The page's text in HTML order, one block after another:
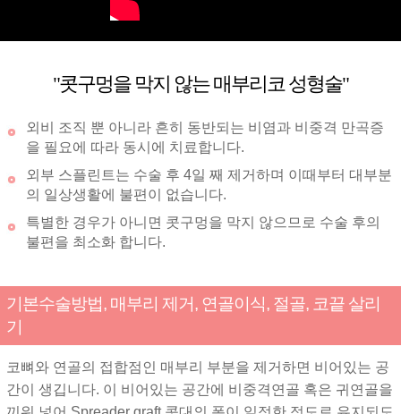
"콧구멍을 막지 않는 매부리코 성형술"
외비 조직 뿐 아니라 흔히 동반되는 비염과 비중격 만곡증
을 필요에 따라 동시에 치료합니다.
외부 스플린트는 수술 후 4일 째 제거하며 이때부터 대부분
의 일상생활에 불편이 없습니다.
특별한 경우가 아니면 콧구멍을 막지 않으므로 수술 후의
불편을 최소화 합니다.
기본수술방법, 매부리 제거, 연골이식, 절골, 코끝 살리
기
코뼈와 연골의 접합점인 매부리 부분을 제거하면 비어있는 공
간이 생깁니다. 이 비어있는 공간에 비중격연골 혹은 귀연골을